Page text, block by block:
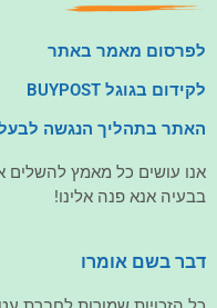
לפרסום מאמר באתר
לקידום בגוגל BUYPOST
האתר בתהליך הנגשה
אנו עושים כל מאמץ
בבעיה אנא פנה אלינו!
דבר בשם אומרו